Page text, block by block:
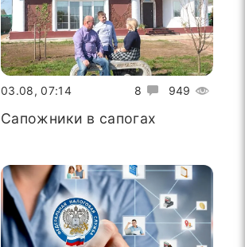
8 949
03.08, 07:14
Сапожники в сапогах